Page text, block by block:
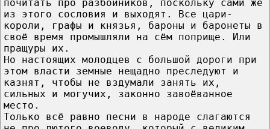
почитать про разбойников, поскольку сами же
из этого сословия и выходят. Все цари-
короли, графы и князья, бароны и баронеты в
своё время промышляли на сём поприще. Или
пращуры их.
Но настоящих молодцев с большой дороги при
этом власти земные нещадно преследуют и
казнят, чтобы не вздумали занять их,
сильных и могучих, законно завоёванное
место.
Только всё равно песни в народе слагаются